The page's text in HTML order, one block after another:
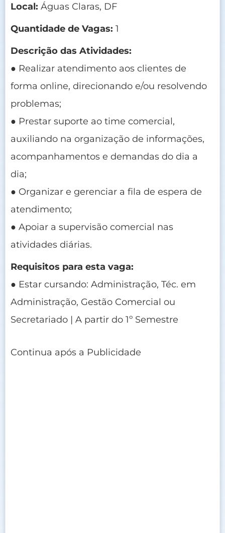
Local: Águas Claras, DF
Quantidade de Vagas: 1
Descrição das Atividades:
● Realizar atendimento aos clientes de
forma online, direcionando e/ou resolvendo
problemas;
● Prestar suporte ao time comercial,
auxiliando na organização de informações,
acompanhamentos e demandas do dia a
dia;
● Organizar e gerenciar a fila de espera de
atendimento;
● Apoiar a supervisão comercial nas
atividades diárias.
Requisitos para esta vaga:
● Estar cursando: Administração, Téc. em
Administração, Gestão Comercial ou
Secretariado | A partir do 1º Semestre
Continua após a Publicidade